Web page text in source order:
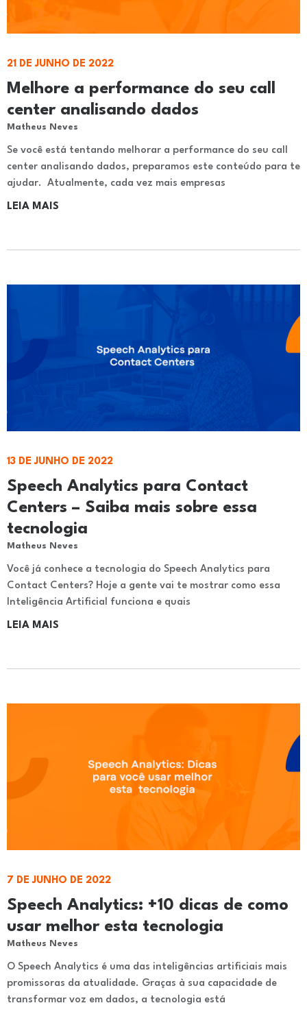
Melhore a performance do seu call
center analisando dados
Matheus Neves
21 DE JUNHO DE 2022
Se você está tentando melhorar a performance do seu call
center analisando dados, preparamos este conteúdo para te
ajudar. Atualmente, cada vez mais empresas
LEIA MAIS
Speech Analytics para Contact
Centers – Saiba mais sobre essa
tecnologia
Matheus Neves
13 DE JUNHO DE 2022
Você já conhece a tecnologia do Speech Analytics para
Contact Centers? Hoje a gente vai te mostrar como essa
Inteligência Artificial funciona e quais
LEIA MAIS
Speech Analytics: +10 dicas de como
usar melhor esta tecnologia
Matheus Neves
7 DE JUNHO DE 2022
O Speech Analytics é uma das inteligências artificiais mais
promissoras da atualidade. Graças à sua capacidade de
transformar voz em dados, a tecnologia está